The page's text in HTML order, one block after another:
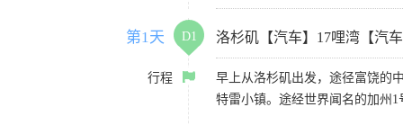
第1天 D1 洛杉矶【汽车】17哩湾【汽
行程
早上从洛杉矶出发，途径富饶的
特雷小镇。途经世界闻名的加州